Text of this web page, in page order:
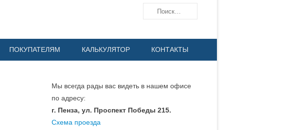
Поиск
ПОКУПАТЕЛЯМ КАЛЬКУЛЯТОР КОНТАКТЫ
Мы всегда рады вас видеть в нашем офисе
по адресу:
г. Пенза, ул. Проспект Победы 215.
Схема проезда